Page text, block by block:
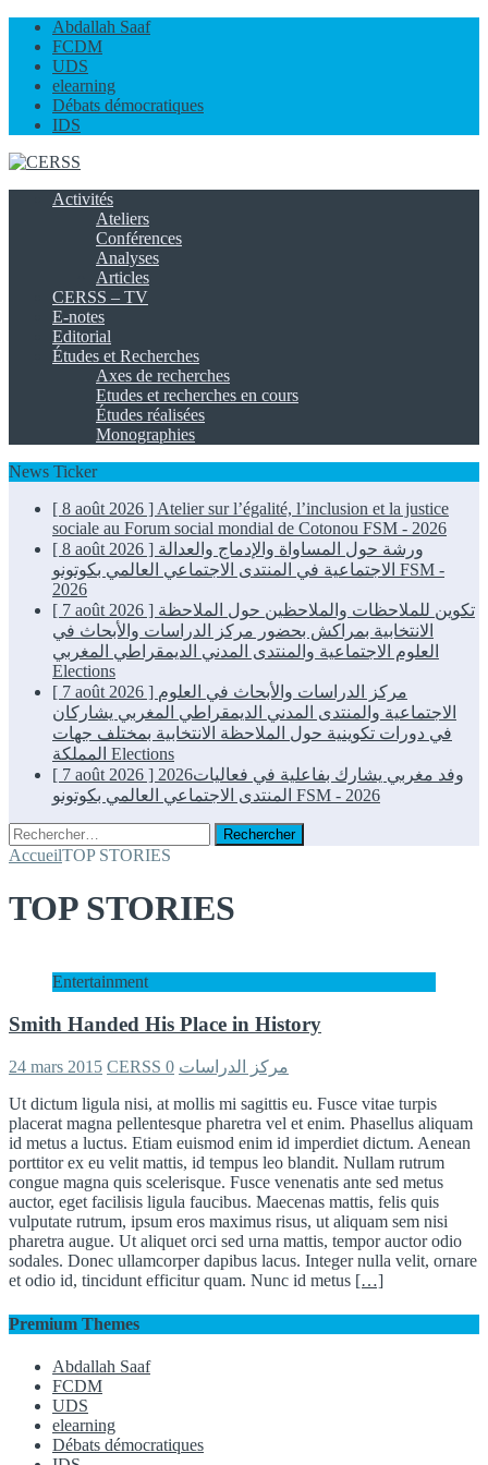
Abdallah Saaf
FCDM
UDS
elearning
Débats démocratiques
IDS
Activités
Ateliers
Conférences
Analyses
Articles
CERSS – TV
E-notes
Editorial
Études et Recherches
Axes de recherches
Etudes et recherches en cours
Études réalisées
Monographies
News Ticker
[ 8 août 2026 ] Atelier sur l’égalité, l’inclusion et la justice
sociale au Forum social mondial de Cotonou FSM - 2026
[ 8 août 2026 ] ورشة حول المساواة والإدماج والعدالة
FSM -
2026
[ 7 août 2026 ] تكوين للملاحظات والملاحظين حول الملاحظة
الانتخابية بمراكش بحضور مركز الدراسات والأبحاث في
العلوم الاجتماعية والمنتدى المدني الديمقراطي المغربي
Elections
[ 7 août 2026 ] مركز الدراسات والأبحاث في العلوم
الاجتماعية والمنتدى المدني الديمقراطي المغربي يشاركان
في دورات تكوينية حول الملاحظة الانتخابية بمختلف جهات
Elections
[ 7 août 2026 ] 2026وفد مغربي يشارك بفاعلية في فعاليات
FSM - 2026
Rechercher :
AccueilTOP STORIES
TOP STORIES
Entertainment
Smith Handed His Place in History
24 mars 2015 CERSS مركز الدراسات 0
Ut dictum ligula nisi, at mollis mi sagittis eu. Fusce vitae turpis
placerat magna pellentesque pharetra vel et enim. Phasellus aliquam
id metus a luctus. Etiam euismod enim id imperdiet dictum. Aenean
porttitor ex eu velit mattis, id tempus leo blandit. Nullam rutrum
congue magna quis scelerisque. Fusce venenatis ante sed metus
auctor, eget facilisis ligula faucibus. Maecenas mattis, felis quis
vulputate rutrum, ipsum eros maximus risus, ut aliquam sem nisi
pharetra augue. Ut aliquet orci sed urna mattis, tempor auctor odio
sodales. Donec ullamcorper dapibus lacus. Integer nulla velit, ornare
et odio id, tincidunt efficitur quam. Nunc id metus […]
Premium Themes
Abdallah Saaf
FCDM
UDS
elearning
Débats démocratiques